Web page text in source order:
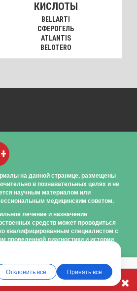
КИСЛОТЫ
BELLARTI
СФЕРОГЕЛЬ
ATLANTIS
BELOTERO
на данной странице, размещены
в познавательных целях и не
научным материалом или
медицинским советом.
лечение и назначение
средств может проводиться
квалифицированным специалистом с
проведенной диагностики и истории
Отклонить все Принять все